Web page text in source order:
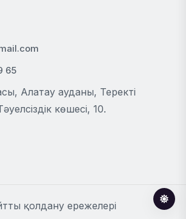
65
Алатау ауданы, Теректі
көшесі, 10.
қолдану ережелері